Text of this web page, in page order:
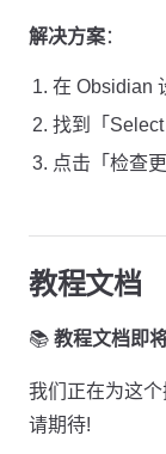
解决方案：
在 Obsidian
找到「Select
点击「检查
教程文档
📚 教程文档即
我们正在为这
请期待!